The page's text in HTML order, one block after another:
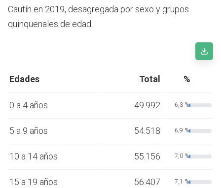
Cautín en 2019, desagregada por sexo y grupos
quinquenales de edad.
Edades Total %
0 a 4 años 49.992 6,3 %
5 a 9 años 54.518 6,9 %
10 a 14 años 55.156 7,0 %
15 a 19 años 56.407 7,1 %